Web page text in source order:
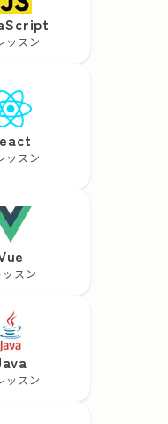
ッスン
ッスン
ッスン
ッスン